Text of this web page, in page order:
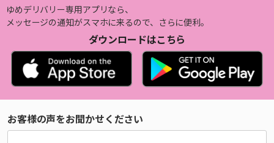
ゆめデリバリー専用アプリなら、
メッセージの通知がスマホに来るので、さらに便利。
ダウンロードはこちら
お客様の声をお聞かせください